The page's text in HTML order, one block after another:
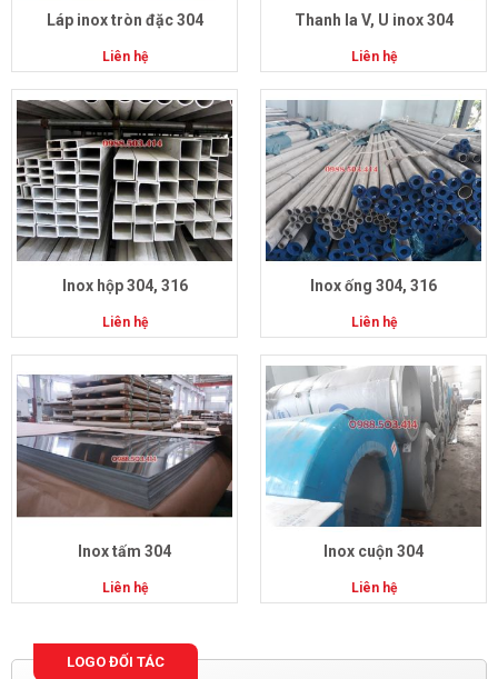
Láp inox tròn đặc 304
Liên hệ
Thanh la V, U inox 304
Liên hệ
Inox hộp 304, 316
Liên hệ
Inox ống 304, 316
Liên hệ
Inox tấm 304
Liên hệ
Inox cuộn 304
Liên hệ
LOGO ĐỐI TÁC